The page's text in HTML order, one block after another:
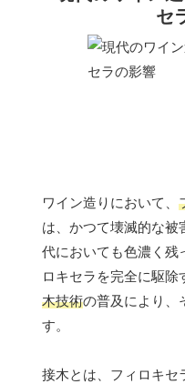
セ
ワイン造りにおいて、
は、かつて壊滅的な被
代においても色濃く残
ロキセラを完全に駆除
木技術の普及により、
す。
接木とは、フィロキセ